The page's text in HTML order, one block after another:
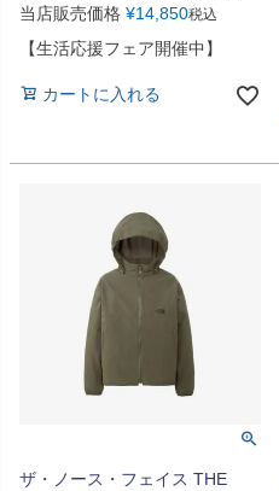
当店販売価格 ¥14,850税込
【生活応援フェア開催中】
カートに入れる
ザ・ノース・フェイス THE